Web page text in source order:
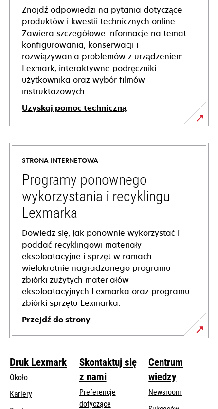
Znajdź odpowiedzi na pytania dotyczące
produktów i kwestii technicznych online.
Zawiera szczegółowe informacje na temat
konfigurowania, konserwacji i
rozwiązywania problemów z urządzeniem
Lexmark, interaktywne podręczniki
użytkownika oraz wybór filmów
instruktażowych.
Uzyskaj pomoc techniczną
opens
in
new
tab
STRONA INTERNETOWA
Programy ponownego
wykorzystania i recyklingu
Lexmarka
Dowiedz się, jak ponownie wykorzystać i
poddać recyklingowi materiały
eksploatacyjne i sprzęt w ramach
wielokrotnie nagradzanego programu
zbiórki zużytych materiałów
eksploatacyjnych Lexmarka oraz programu
zbiórki sprzętu Lexmarka.
Przejdź do strony
Druk Lexmark
Około
Kariery
Skontaktuj się
z nami
Preferencje
dotyczące
Centrum
wiedzy
Newsroom